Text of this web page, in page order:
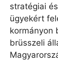
stratégiai
ügyekért
kormányon
brüsszeli